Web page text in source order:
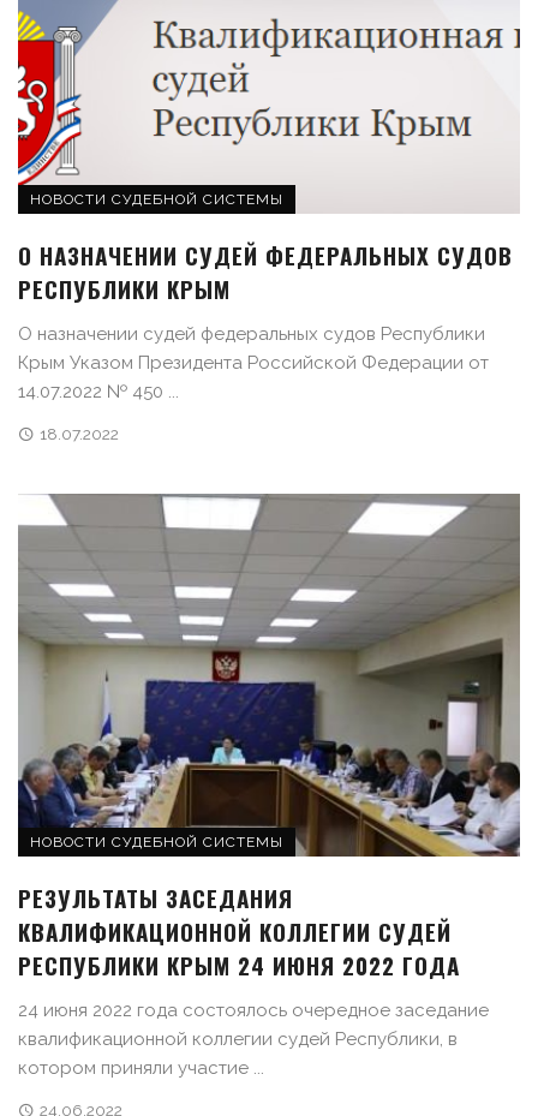
НОВОСТИ СУДЕБНОЙ СИСТЕМЫ
О НАЗНАЧЕНИИ СУДЕЙ ФЕДЕРАЛЬНЫХ СУДОВ
РЕСПУБЛИКИ КРЫМ
О назначении судей федеральных судов Республики
Крым Указом Президента Российской Федерации от
14.07.2022 № 450 ...
18.07.2022
НОВОСТИ СУДЕБНОЙ СИСТЕМЫ
РЕЗУЛЬТАТЫ ЗАСЕДАНИЯ
КВАЛИФИКАЦИОННОЙ КОЛЛЕГИИ СУДЕЙ
РЕСПУБЛИКИ КРЫМ 24 ИЮНЯ 2022 ГОДА
24 июня 2022 года состоялось очередное заседание
квалификационной коллегии судей Республики, в
котором приняли участие ...
24.06.2022